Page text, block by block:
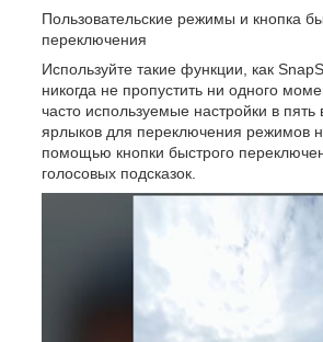
Пользовательские режимы и кнопка
переключения
Используйте такие функции, как
никогда не пропустить ни одного
часто используемые настройки в пять
ярлыков для переключения режимов
помощью кнопки быстрого
голосовых подсказок.